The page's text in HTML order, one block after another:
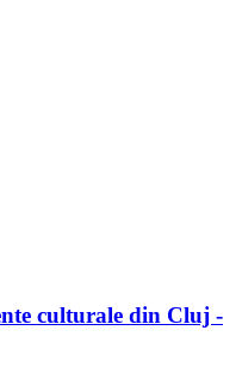
culturale din Cluj -